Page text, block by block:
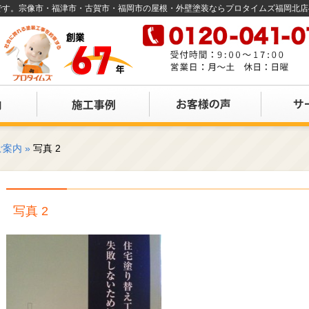
。宗像市・福津市・古賀市・福岡市の屋根・外壁塗装ならプロタイムズ福岡北
案内 » 写真 2
写真 2